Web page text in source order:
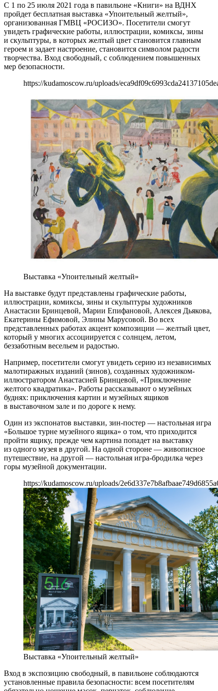
С 1 по 25 июля 2021 года в павильоне «Книги» на ВДНХ
пройдет бесплатная выставка «Упоительный желтый»,
организованная ГМВЦ «РОСИЗО». Посетители смогут
увидеть графические работы, иллюстрации, комиксы, зины
и скульптуры, в которых желтый цвет становится главным
героем и задает настроение, становится символом радости
творчества. Вход свободный, с соблюдением повышенных
мер безопасности.
https://kudamoscow.ru/uploads/
Выставка «Упоительный желтый»
На выставке будут представлены графические работы,
иллюстрации, комиксы, зины и скульптуры художников
Анастасии Бринцевой, Марии Епифановой, Алексея Дьякова,
Екатерины Ефимовой, Элины Марусовой. Во всех
представленных работах акцент композиции — желтый цвет,
который у многих ассоциируется с солнцем, летом,
беззаботным весельем и радостью.
Например, посетители смогут увидеть серию из независимых
малотиражных изданий (зинов), созданных художником-
иллюстратором Анастасией Бринцевой, «Приключение
желтого квадратика». Работы рассказывают о музейных
буднях: приключения картин и музейных ящиков
в выставочном зале и по дороге к нему.
Один из экспонатов выставки, зин-постер — настольная игра
«Большое турне музейного ящика» о том, что приходится
пройти ящику, прежде чем картина попадет на выставку
из одного музея в другой. На одной стороне — живописное
путешествие, на другой — настольная игра-бродилка через
горы музейной документации.
https://kudamoscow.ru/uploads/
Выставка «Упоительный желтый»
Вход в экспозицию свободный, в павильоне соблюдаются
установленные правила безопасности: всем посетителям